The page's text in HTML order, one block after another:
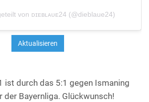
von ᴅɪᴇʙʟᴀᴜᴇ24 (@dieblaue24)
ist durch das 5:1 gegen Ismaning
der Bayernliga. Glückwunsch!